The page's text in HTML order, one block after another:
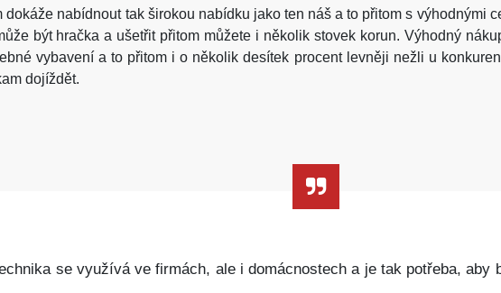
dokáže nabídnout tak širokou nabídku jako ten náš a to přitom s výhodnými
být hračka a ušetřit přitom můžete i několik stovek korun. Výhodný
vybavení a to přitom i o několik desítek procent levněji nežli u
dojíždět.
se využívá ve firmách, ale i domácnostech a je tak potřeba,